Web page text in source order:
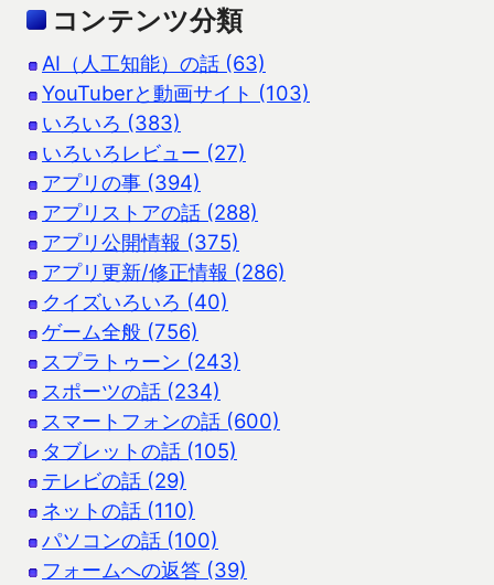
コンテンツ分類
AI（人工知能）の話 (63)
YouTuberと動画サイト (103)
いろいろ (383)
いろいろレビュー (27)
アプリの事 (394)
アプリストアの話 (288)
アプリ公開情報 (375)
アプリ更新/修正情報 (286)
クイズいろいろ (40)
ゲーム全般 (756)
スプラトゥーン (243)
スポーツの話 (234)
スマートフォンの話 (600)
タブレットの話 (105)
テレビの話 (29)
ネットの話 (110)
パソコンの話 (100)
フォームへの返答 (39)